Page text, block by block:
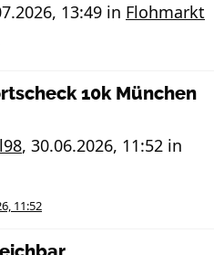
13:49 in Flohmarkt
10k München
, 30.06.2026, 11:52 in
11:52